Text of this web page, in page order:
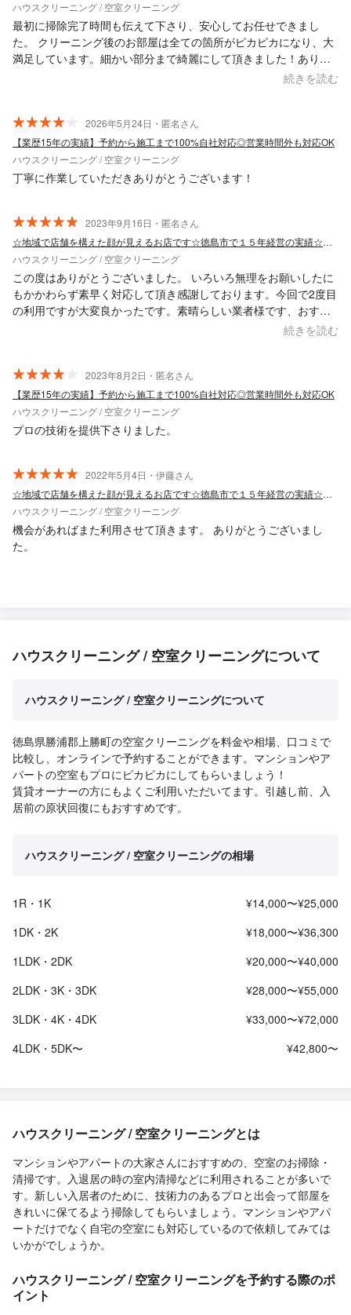
ハウスクリーニング / 空室クリーニング
最初に掃除完了時間も伝えて下さり、安心してお任せできまし
た。 クリーニング後のお部屋は全ての箇所がピカピカになり、大
満足しています。細かい部分まで綺麗にして頂きました！ありが
続きを読む
2026年5月24日・匿名さん
【業歴15年の実績】予約から施工まで100%自社対応◎営業時間外も対応OK
ハウスクリーニング / 空室クリーニング
丁寧に作業していただきありがとうございます！
2023年9月16日・匿名さん
☆地域で店舗を構えた顔が見えるお店です☆徳島市で１５年経営の実績☆女性スタッフ可
ハウスクリーニング / 空室クリーニング
この度はありがとうございました。 いろいろ無理をお願いしたに
もかかわらず素早く対応して頂き感謝しております。今回で2度目
の利用ですが大変良かったです。素晴らしい業者様です、おすす
続きを読む
2023年8月2日・匿名さん
【業歴15年の実績】予約から施工まで100%自社対応◎営業時間外も対応OK
ハウスクリーニング / 空室クリーニング
プロの技術を提供下さりました。
2022年5月4日・伊藤さん
☆地域で店舗を構えた顔が見えるお店です☆徳島市で１５年経営の実績☆女性スタッフ可
ハウスクリーニング / 空室クリーニング
機会があればまた利用させて頂きます。 ありがとうございまし
た。
ハウスクリーニング / 空室クリーニングについて
ハウスクリーニング / 空室クリーニングについて
徳島県勝浦郡上勝町の空室クリーニングを料金や相場、口コミで
比較し、オンラインで予約することができます。マンションやア
パートの空室もプロにピカピカにしてもらいましょう！
賃貸オーナーの方にもよくご利用いただいてます。引越し前、入
居前の原状回復にもおすすめです。
ハウスクリーニング / 空室クリーニングの相場
1R・1K
¥14,000〜¥25,000
1DK・2K
¥18,000〜¥36,300
1LDK・2DK
¥20,000〜¥40,000
2LDK・3K・3DK
¥28,000〜¥55,000
3LDK・4K・4DK
¥33,000〜¥72,000
4LDK・5DK〜
¥42,800〜
ハウスクリーニング / 空室クリーニングとは
マンションやアパートの大家さんにおすすめの、空室のお掃除・
清掃です。入退居の時の室内清掃などに利用されることが多いで
す。新しい入居者のために、技術力のあるプロと出会って部屋を
きれいに保てるよう掃除してもらいましょう。マンションやアパ
ートだけでなく自宅の空室にも対応しているので依頼してみては
いかがでしょうか。
ハウスクリーニング / 空室クリーニングを予約する際のポ
イント